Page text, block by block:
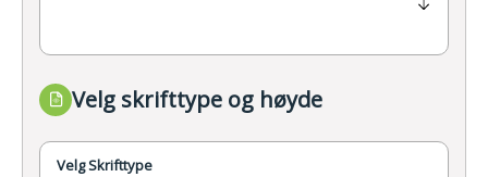
Velg skrifttype og høyde
Velg Skrifttype